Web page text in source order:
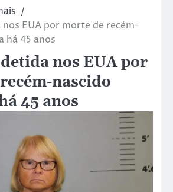
EUA por morte de recém-
há 45 anos
nos EUA por
nascido
45 anos